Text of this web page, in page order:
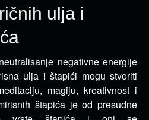
ulja i
negativne energije
ulja i štapići mogu stvoriti
magiju, kreativnost i
štapića je od presudne